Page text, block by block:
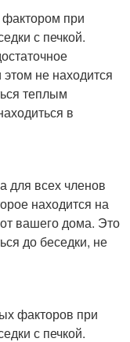
при
с печкой.
этом не находится
теплым
в
для всех членов
находится на
вашего дома. Это
до беседки, не
факторов при
с печкой.